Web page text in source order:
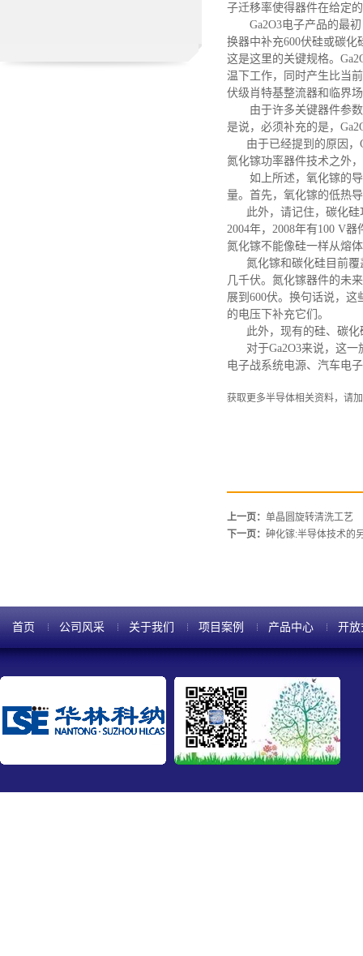
子迁移率使得器件在给定
Ga2O3电子产品的最初
换器中补充600伏硅或碳
这是这里的关键规格。
温下工作，同时产生比当
伏级肖特基整流器和临界
由于许多关键器件参数
是说，必须补充的是，
由于已经提到的原因，
氮化镓功率器件技术之外
如上所述，氧化镓的导
量。首先，氧化镓的低热
此外，请记住，碳化硅
2004年，2008年有100 V
氮化镓不能像硅一样从熔
氮化镓和碳化硅目前覆
几千伏。氮化镓器件的未
展到600伏。换句话说，
的电压下补充它们。
此外，现有的硅、碳化
对于Ga2O3来说，这
电子战系统电源、汽车电
获取更多半导体相关资料，请
上一页： 单晶圆旋转清洗工艺
下一页： 砷化镓:半导体技术的
首页 公司风采 关于我们 项目案例 产品中心 开放